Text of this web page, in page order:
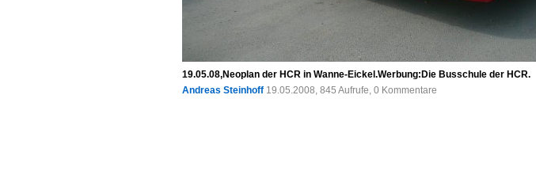
19.05.08,Neoplan der HCR in Wanne-Eickel.Werbung:Die Busschule der HCR.
Andreas Steinhoff 19.05.2008, 845 Aufrufe, 0 Kommentare